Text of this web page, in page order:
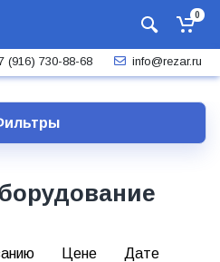
0
(916) 730-88-68 info@rezar.ru
Цене
Дате